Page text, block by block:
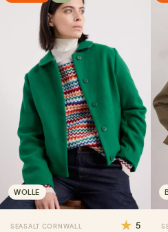
WOLLE
SEASALT CORNWALL 5